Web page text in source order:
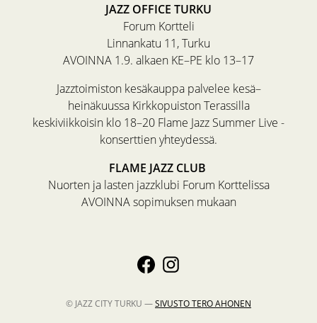
JAZZ OFFICE TURKU
Forum Kortteli
Linnankatu 11, Turku
AVOINNA 1.9. alkaen KE–PE klo 13–17
Jazztoimiston kesäkauppa palvelee kesä–
heinäkuussa Kirkkopuiston Terassilla
keskiviikkoisin klo 18–20 Flame Jazz Summer Live -
konserttien yhteydessä.
FLAME JAZZ CLUB
Nuorten ja lasten jazzklubi Forum Korttelissa
AVOINNA sopimuksen mukaan
© JAZZ CITY TURKU —SIVUSTOTERO AHONEN